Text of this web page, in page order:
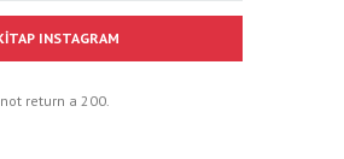
INSTAGRAM
return a 200.